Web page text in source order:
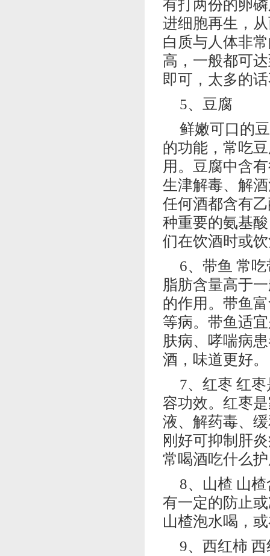
有打两份的卵
进细胞再生，
白质与人体非
高，一般都可
即可，太多的
5、豆腐
鲜嫩可口的
的功能，常吃
用。豆腐中含
生津解毒、解
任何酒都含有
种重要的氨基
们在饮酒时或
6、带鱼 常
脂肪含量高于
的作用。带鱼
等病。带鱼适
肤病、哮喘病
酒，味道更好。
7、红枣 红
容功效。红枣
液、解药毒、
刚好可抑制肝
常喝酒吃什么
8、山楂 山
有一定的防止
山楂泡水喝，
9、西红柿